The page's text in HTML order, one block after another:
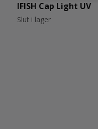
IFISH Cap Light UV
Slut i lager